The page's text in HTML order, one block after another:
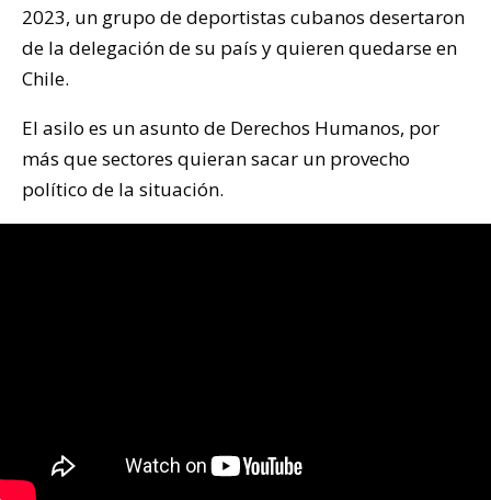
2023, un grupo de deportistas cubanos desertaron
de la delegación de su país y quieren quedarse en
Chile.
El asilo es un asunto de Derechos Humanos, por
más que sectores quieran sacar un provecho
político de la situación.